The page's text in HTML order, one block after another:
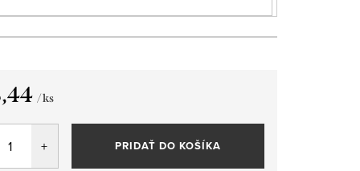
/ ks
PRIDAŤ DO KOŠÍKA